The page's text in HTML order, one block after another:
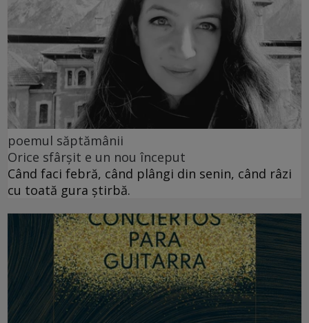
poemul săptămânii
Orice sfârșit e un nou început
Când faci febră, când plângi din senin, când râzi
cu toată gura știrbă.